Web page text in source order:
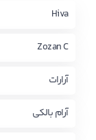
چاو من
Hiva
Zozan C
آرارات
آرام بالکی